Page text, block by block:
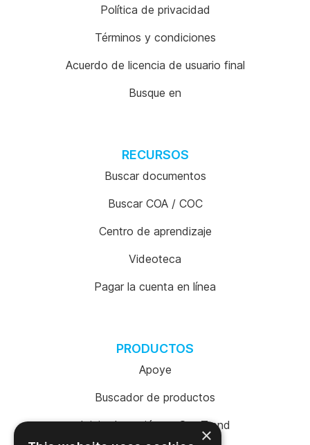
Política de privacidad
Términos y condiciones
Acuerdo de licencia de usuario final
Busque en
RECURSOS
Buscar documentos
Buscar COA / COC
Centro de aprendizaje
Videoteca
Pagar la cuenta en línea
PRODUCTOS
Apoye
Buscador de productos
Inicio de sesión en SureTrend
×